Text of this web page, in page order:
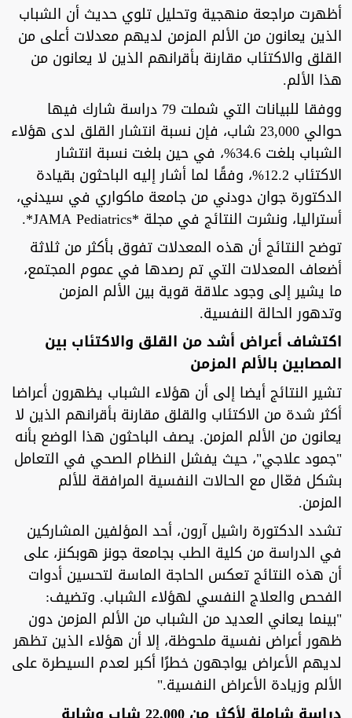
أظهرت مراجعة منهجية وتحليل تلوي حديث أن الشباب
الذين يعانون من الألم المزمن لديهم معدلات أعلى من
القلق والاكتئاب مقارنة بأقرانهم الذين لا يعانون من
هذا الألم.
ووفقا للبيانات التي شملت 79 دراسة شارك فيها
حوالي 23,000 شاب، فإن نسبة انتشار القلق لدى هؤلاء
الشباب بلغت 34.6%، في حين بلغت نسبة انتشار
الاكتئاب 12.2%، وفقًا لما أشار إليه الباحثون بقيادة
الدكتورة جوان دودني من جامعة ماكواري في سيدني،
أستراليا، ونشرت النتائج في مجلة *JAMA Pediatrics*.
توضح النتائج أن هذه المعدلات تفوق بأكثر من ثلاثة
أضعاف المعدلات التي تم رصدها في عموم المجتمع،
ما يشير إلى وجود علاقة قوية بين الألم المزمن
وتدهور الحالة النفسية.
اكتشاف أعراض أشد من القلق والاكتئاب بين
المصابين بالألم المزمن
تشير النتائج أيضا إلى أن هؤلاء الشباب يظهرون أعراضا
أكثر شدة من الاكتئاب والقلق مقارنة بأقرانهم الذين لا
يعانون من الألم المزمن. يصف الباحثون هذا الوضع بأنه
"جمود علاجي"، حيث يفشل النظام الصحي في التعامل
بشكل فعّال مع الحالات النفسية المرافقة للألم
المزمن.
تشدد الدكتورة راشيل آرون، أحد المؤلفين المشاركين
في الدراسة من كلية الطب بجامعة جونز هوبكنز، على
أن هذه النتائج تعكس الحاجة الماسة لتحسين أدوات
الفحص والعلاج النفسي لهؤلاء الشباب. وتضيف:
"بينما يعاني العديد من الشباب من الألم المزمن دون
ظهور أعراض نفسية ملحوظة، إلا أن هؤلاء الذين تظهر
لديهم الأعراض يواجهون خطرًا أكبر لعدم السيطرة على
الألم وزيادة الأعراض النفسية."